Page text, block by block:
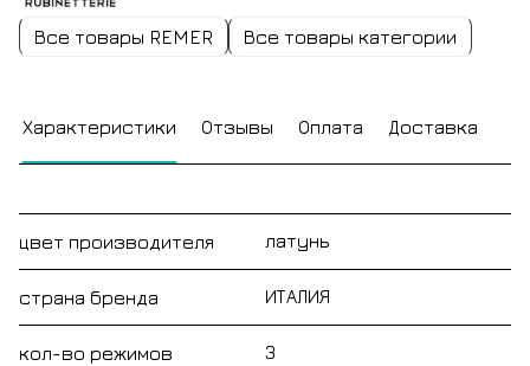
Все товары REMER Все товары категории
Характеристики Отзывы Оплата Доставка
цвет производителя латунь
страна бренда ИТАЛИЯ
кол-во режимов
3